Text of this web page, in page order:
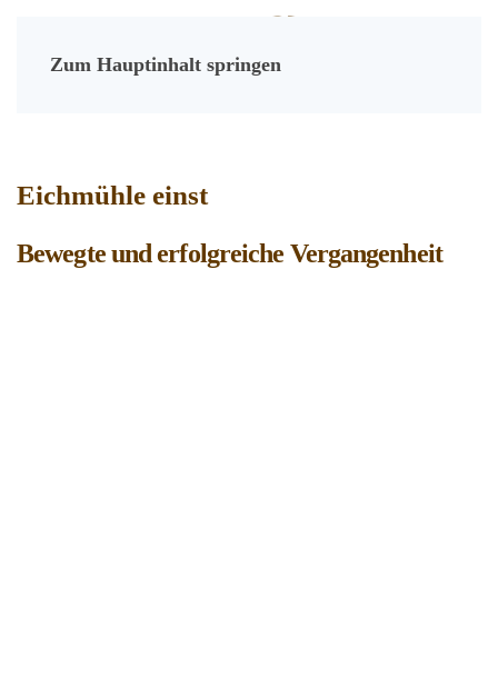
Zum Hauptinhalt springen
Eichmühle einst
Bewegte und erfolgreiche Vergangenheit